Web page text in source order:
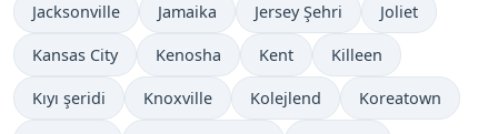
Jacksonville Jamaika Jersey Şehri Joliet
Kansas City Kenosha Kent Killeen
Kıyı şeridi Knoxville Kolejlend Koreatown